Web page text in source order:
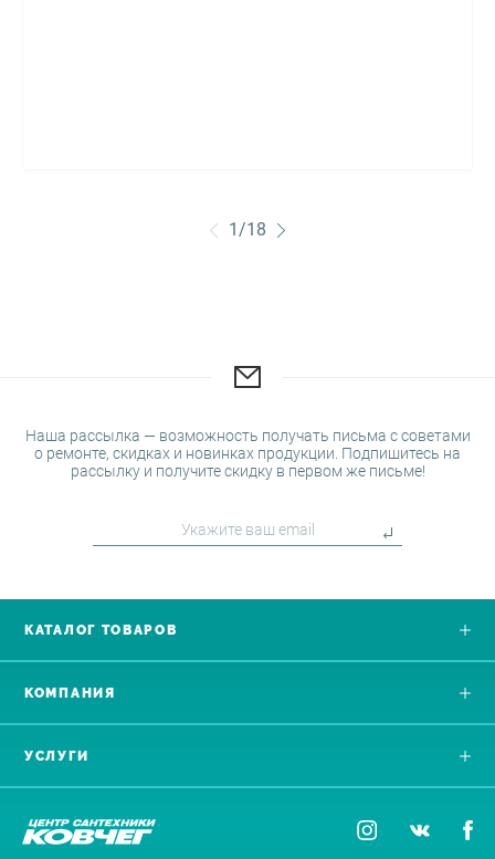
1/18
Наша рассылка — возможность получать письма с советами
о ремонте, скидках и новинках продукции. Подпишитесь на
рассылку и получите скидку в первом же письме!
КАТАЛОГ ТОВАРОВ
УСЛУГИ
КОМПАНИЯ